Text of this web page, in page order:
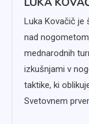
Luka Kovačič je
nad
mednarodnih
izkušnjami v
taktike, ki
Svetovnem